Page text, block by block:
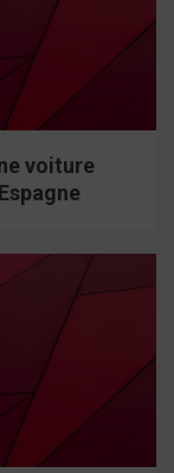
voiture